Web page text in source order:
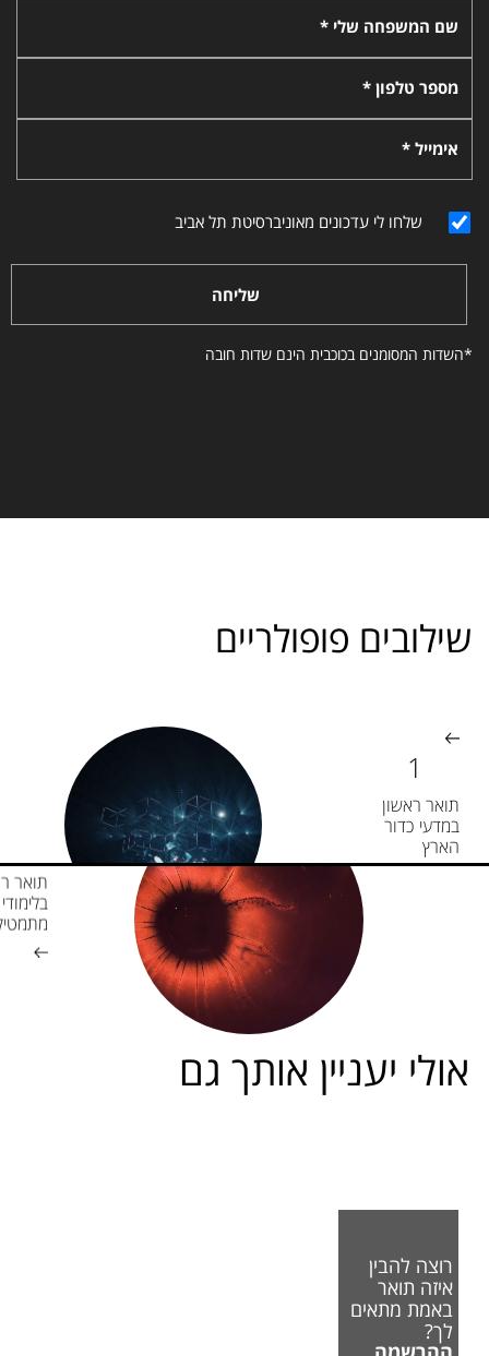
שם המשפחה שלי *
מספר טלפון *
אימייל *
שלחו לי עדכונים מאוניברסיטת תל אביב
שליחה
*השדות המסומנים בכוכבית הינם שדות חובה
שילובים פופולריים
תואר
בלימודי
תואר ראשון
במדעי כדור
הארץ
אולי יעניין אותך גם
רוצה להבין
איזה תואר
באמת מתאים
לך?